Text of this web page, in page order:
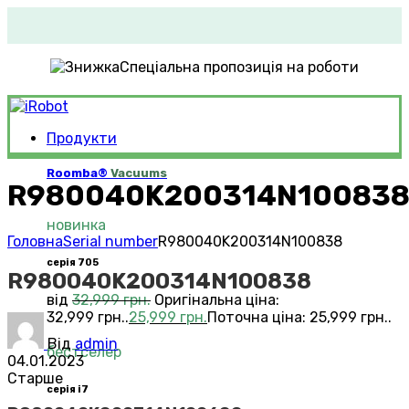
Спеціальна пропозиція на роботи
Продукти
Roomba® Vacuums
новинка
серія 705
від 32,999грн. Оригінальна ціна:
32,999 грн..25,999 грн.Поточна ціна: 25,999 грн..
бестселер
серія i7
R980040K200314N100838
ГоловнаSerial numberR980040K200314N100838
R980040K200314N100838
Від admin
04.01.2023
Старше